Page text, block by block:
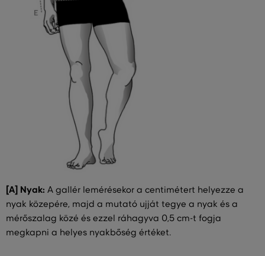
[A] Nyak: A gallér lemérésekor a centimétert helyezze a
nyak közepére, majd a mutató ujját tegye a nyak és a
mérőszalag közé és ezzel ráhagyva 0,5 cm-t fogja
megkapni a helyes nyakbőség értéket.